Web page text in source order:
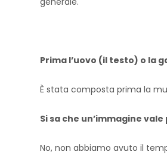
Prima l’uovo (il testo) o la
È stata composta prima la
Si sa che un’immagine
No, non abbiamo avuto il